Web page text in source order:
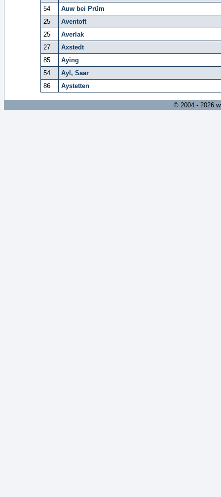
54
Auw bei Prüm
25
Aventoft
25
Averlak
27
Axstedt
85
Aying
54
Ayl, Saar
86
Aystetten
© 2004 - 2026